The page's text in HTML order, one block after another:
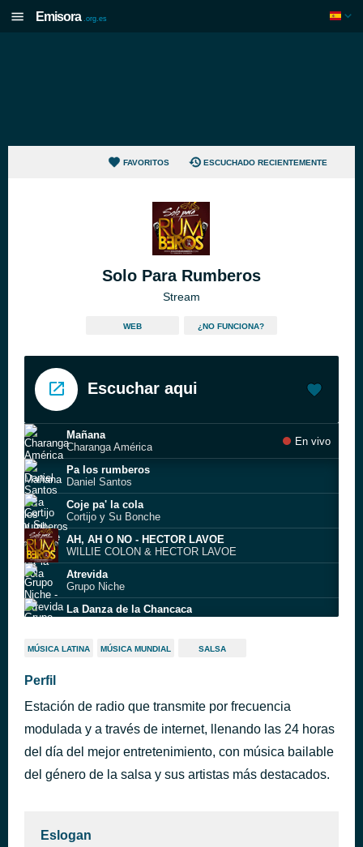
Emisora .org.es
FAVORITOS ESCUCHADO RECIENTEMENTE
Solo Para Rumberos
Stream
WEB ¿NO FUNCIONA?
Escuchar aqui
Mañana
Charanga América
En vivo
Pa los rumberos
Daniel Santos
Coje pa' la cola
Cortijo y Su Bonche
AH, AH O NO - HECTOR LAVOE
WILLIE COLON & HECTOR LAVOE
Atrevida
Grupo Niche
La Danza de la Chancaca
Quien sabe, sabe
ANTES LA TUVE YO - MELON
JOHNNY PACHECO
CANTO AL AMOR - MIGUEL O., YOLANDITA R. Y TITO G.
SONORA PONCEÑA (LA MAS SUREÑA)
MÚSICA LATINA MÚSICA MUNDIAL SALSA
Perfil
Estación de radio que transmite por frecuencia
modulada y a través de internet, llenando las 24 horas
del día del mejor entretenimiento, con música bailable
del género de la salsa y sus artistas más destacados.
Eslogan